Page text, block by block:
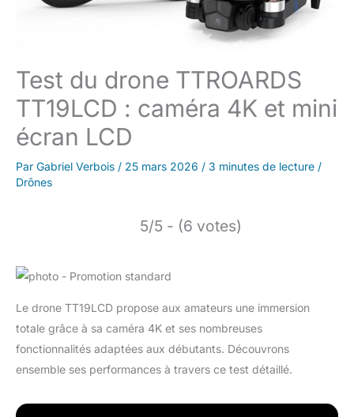
Test du drone TTROARDS
TT19LCD : caméra 4K et mini
écran LCD
Par Gabriel Verbois / 25 mars 2026 / 3 minutes de lecture /
Drônes
5/5 - (6 votes)
Le drone TT19LCD propose aux amateurs une immersion
totale grâce à sa caméra 4K et ses nombreuses
fonctionnalités adaptées aux débutants. Découvrons
ensemble ses performances à travers ce test détaillé.